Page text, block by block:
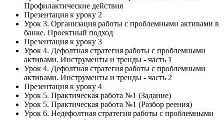
Профилактические действия
Презентация к уроку 2
Урок 3. Организация работы с проблемными активами в
банке. Проектный подход
Презентация к уроку 3
Урок 4. Дефолтная стратегия работы с проблемными
активами. Инструменты и тренды - часть 1
Урок 4. Дефолтная стратегия работы с проблемными
активами. Инструменты и тренды - часть 2
Презентация к уроку 4
Урок 5. Практическая работа №1 (Задание)
Урок 5. Практическая работа №1 (Разбор реения)
Урок 6. Недефолтная стратегия работы с проблемными